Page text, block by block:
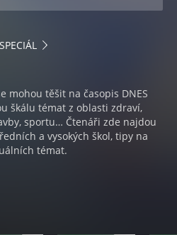
mohou těšit na časopis DNES
škálu témat z oblasti zdraví,
sportu… Čtenáři zde najdou
a vysokých škol, tipy na
témat.